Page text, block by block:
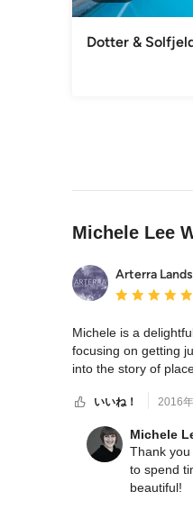
Dotter &
Michele Lee
Arterra
平均評価：5
Michele is a
focusing on getting
into the story of
We’ve had the
いいね！ 2016
Michele
Thank
to spend
beautiful!